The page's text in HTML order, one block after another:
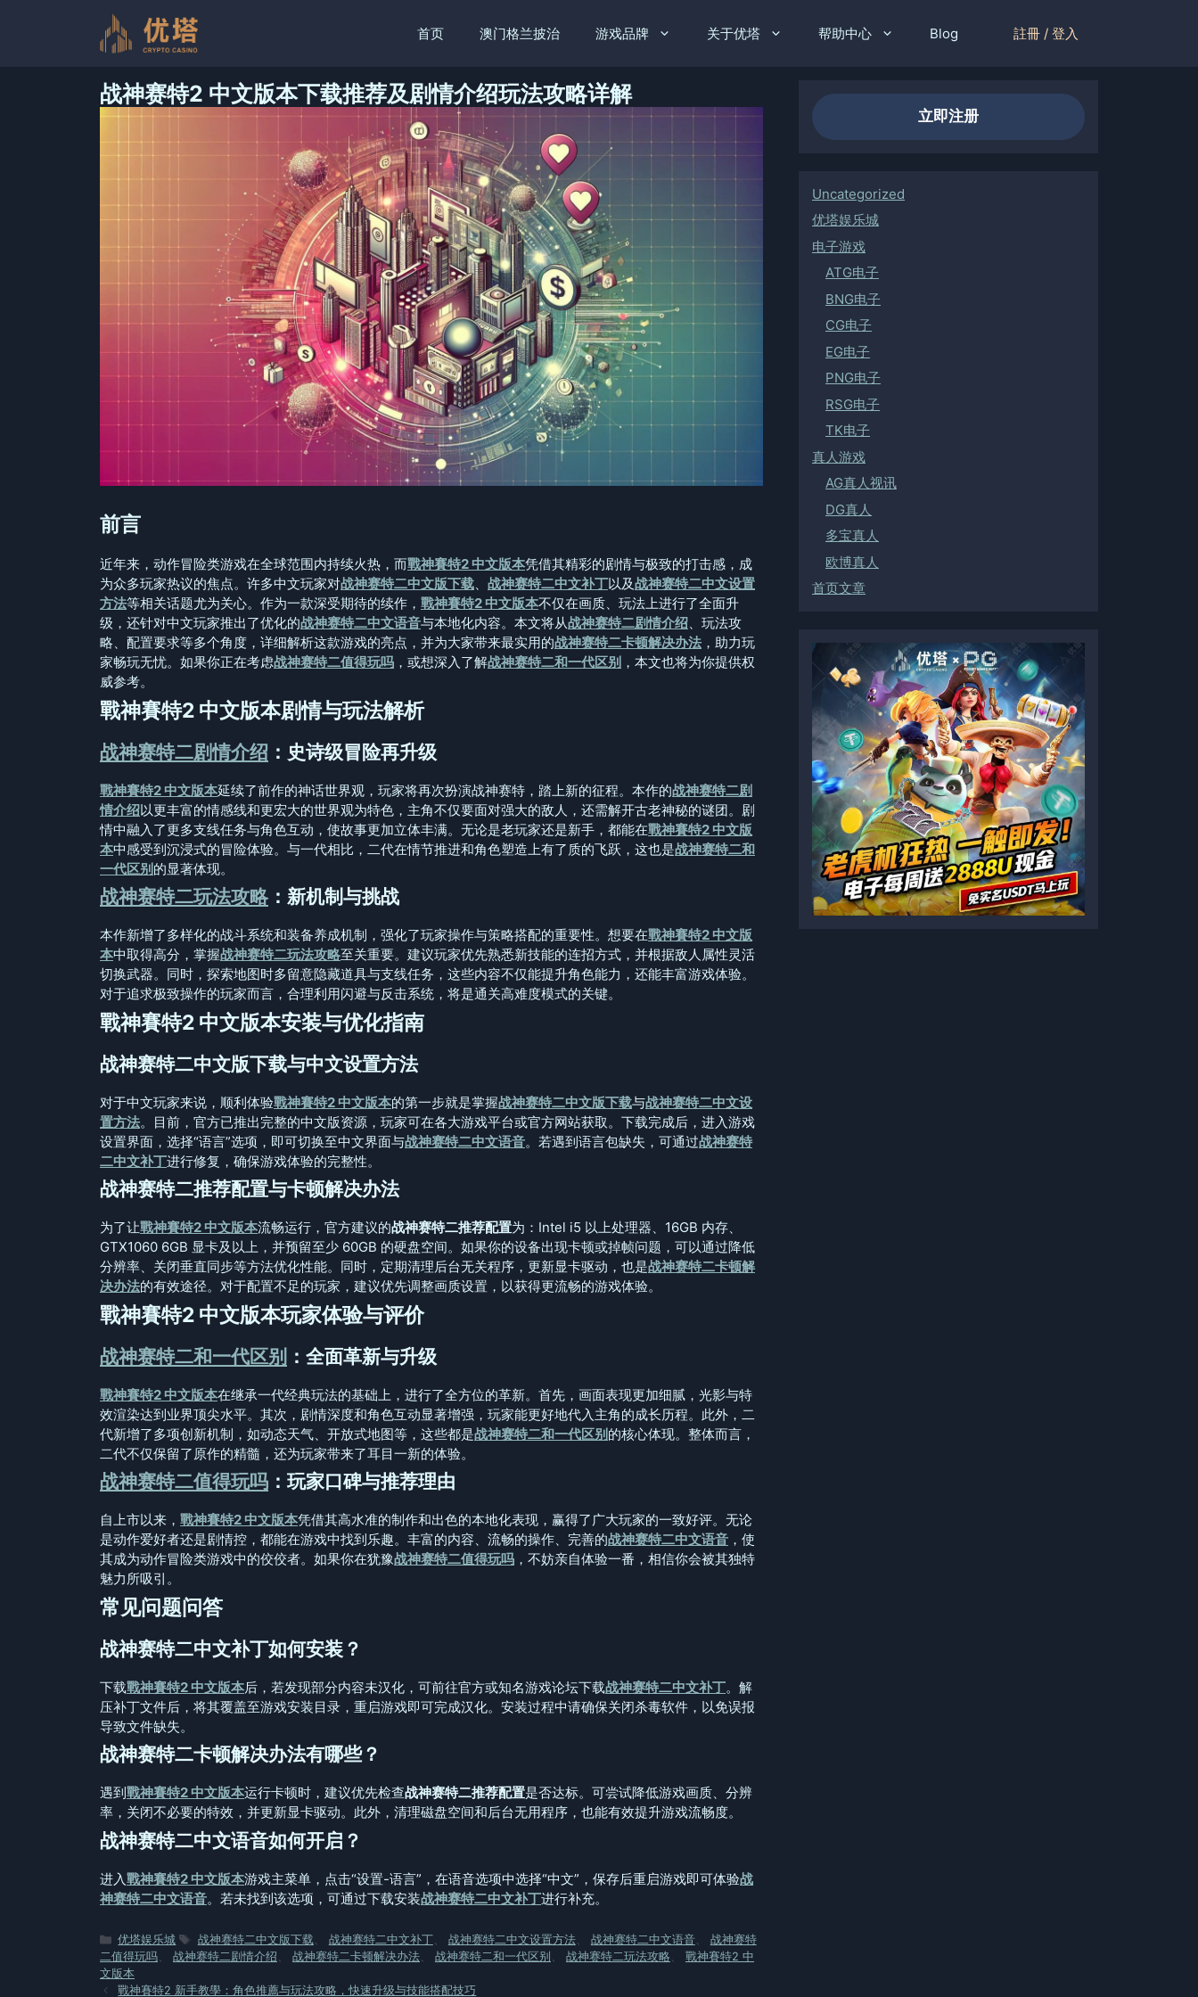
首页 澳门格兰披治 游戏品牌 关于优塔 帮助中心 Blog 註冊 / 登入
战神赛特2 中文版本下载推荐及剧情介绍玩法攻略详解
前言
近年来，动作冒险类游戏在全球范围内持续火热，而戰神賽特2 中文版本凭借其精彩的剧情与极致的打击感，成
为众多玩家热议的焦点。许多中文玩家对战神赛特二中文版下载、 战神赛特二中文补丁以及战神赛特二中文设置
方法等相关话题尤为关心。作为一款深受期待的续作， 戰神賽特2 中文版本不仅在画质、玩法上进行了全面升
级，还针对中文玩家推出了优化的战神赛特二中文语音与本地化内容。本文将从战神赛特二剧情介绍、玩法攻
略、配置要求等多个角度，详细解析这款游戏的亮点，并为大家带来最实用的战神赛特二卡顿解决办法 ，助力玩
家畅玩无忧。如果你正在考虑战神赛特二值得玩吗 ，或想深入了解战神赛特二和一代区别 ，本文也将为你提供权
威参考。
戰神賽特2 中文版本剧情与玩法解析
战神赛特二剧情介绍 ：史诗级冒险再升级
戰神賽特2 中文版本延续了前作的神话世界观，玩家将再次扮演战神赛特，踏上新的征程。本作的战神赛特二剧
情介绍以更丰富的情感线和更宏大的世界观为特色，主角不仅要面对强大的敌人，还需解开古老神秘的谜团。剧
情中融入了更多支线任务与角色互动，使故事更加立体丰满。无论是老玩家还是新手，都能在戰神賽特2 中文版
本中感受到沉浸式的冒险体验。与一代相比，二代在情节推进和角色塑造上有了质的飞跃，这也是战神赛特二和
一代区别的显著体现。
战神赛特二玩法攻略：新机制与挑战
本作新增了多样化的战斗系统和装备养成机制，强化了玩家操作与策略搭配的重要性。想要在戰神賽特2 中文版
本中取得高分，掌握战神赛特二玩法攻略至关重要。建议玩家优先熟悉新技能的连招方式，并根据敌人属性灵活
切换武器。同时，探索地图时多留意隐藏道具与支线任务，这些内容不仅能提升角色能力，还能丰富游戏体验。
对于追求极致操作的玩家而言，合理利用闪避与反击系统，将是通关高难度模式的关键。
戰神賽特2 中文版本安装与优化指南
战神赛特二中文版下载与中文设置方法
对于中文玩家来说，顺利体验戰神賽特2 中文版本的第一步就是掌握战神赛特二中文版下载与战神赛特二中文设
置方法。目前，官方已推出完整的中文版资源，玩家可在各大游戏平台或官方网站获取。下载完成后，进入游戏
设置界面，选择“语言”选项，即可切换至中文界面与战神赛特二中文语音。若遇到语言包缺失，可通过战神赛特
二中文补丁进行修复，确保游戏体验的完整性。
战神赛特二推荐配置与卡顿解决办法
为了让戰神賽特2 中文版本流畅运行，官方建议的战神赛特二推荐配置为：Intel i5 以上处理器、16GB 内存、
GTX1060 6GB 显卡及以上，并预留至少 60GB 的硬盘空间。如果你的设备出现卡顿或掉帧问题，可以通过降低
分辨率、关闭垂直同步等方法优化性能。同时，定期清理后台无关程序，更新显卡驱动，也是战神赛特二卡顿解
决办法的有效途径。对于配置不足的玩家，建议优先调整画质设置，以获得更流畅的游戏体验。
戰神賽特2 中文版本玩家体验与评价
战神赛特二和一代区别 ：全面革新与升级
戰神賽特2 中文版本在继承一代经典玩法的基础上，进行了全方位的革新。首先，画面表现更加细腻，光影与特
效渲染达到业界顶尖水平。其次，剧情深度和角色互动显著增强，玩家能更好地代入主角的成长历程。此外，二
代新增了多项创新机制，如动态天气、开放式地图等，这些都是战神赛特二和一代区别的核心体现。整体而言，
二代不仅保留了原作的精髓，还为玩家带来了耳目一新的体验。
战神赛特二值得玩吗 ：玩家口碑与推荐理由
自上市以来， 戰神賽特2 中文版本凭借其高水准的制作和出色的本地化表现，赢得了广大玩家的一致好评。无论
是动作爱好者还是剧情控，都能在游戏中找到乐趣。丰富的内容、流畅的操作、完善的战神赛特二中文语音 ，使
其成为动作冒险类游戏中的佼佼者。如果你在犹豫战神赛特二值得玩吗 ，不妨亲自体验一番，相信你会被其独特
魅力所吸引。
常见问题问答
战神赛特二中文补丁如何安装？
下载戰神賽特2 中文版本后，若发现部分内容未汉化，可前往官方或知名游戏论坛下载战神赛特二中文补丁。解
压补丁文件后，将其覆盖至游戏安装目录，重启游戏即可完成汉化。安装过程中请确保关闭杀毒软件，以免误报
导致文件缺失。
战神赛特二卡顿解决办法有哪些？
遇到 戰神賽特2 中文版本运行卡顿时，建议优先检查战神赛特二推荐配置是否达标。可尝试降低游戏画质、分辨
率，关闭不必要的特效，并更新显卡驱动。此外，清理磁盘空间和后台无用程序，也能有效提升游戏流畅度。
战神赛特二中文语音如何开启？
进入戰神賽特2 中文版本游戏主菜单，点击“设置-语言”，在语音选项中选择“中文”，保存后重启游戏即可体验战
神赛特二中文语音。若未找到该选项，可通过下载安装战神赛特二中文补丁进行补充。
分
类
优塔娱乐城
标
签
战神赛特二中文版下载、 战神赛特二中文补丁、 战神赛特二中文设置方法、 战神赛特二中文语音、 战神赛特
二值得玩吗、 战神赛特二剧情介绍 、 战神赛特二卡顿解决办法、 战神赛特二和一代区别 、 战神赛特二玩法攻略 、 戰神賽特2 中
文版本
戰神賽特2 新手教學：角色推薦与玩法攻略，快速升级与技能搭配技巧
立即注册
Uncategorized
优塔娱乐城
电子游戏
ATG电子
BNG电子
CG电子
EG电子
PNG电子
RSG电子
TK电子
真人游戏
AG真人视讯
DG真人
多宝真人
欧博真人
首页文章